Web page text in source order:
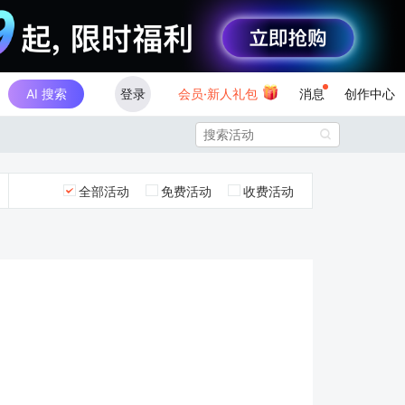
AI 搜索 登录 会员·新人礼包 消息 创作中心

全部活动 免费活动 收费活动